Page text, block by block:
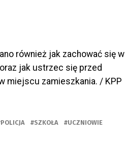
również jak zachować się w
jak ustrzec się przed
miejscu zamieszkania. / KPP
POLICJA SZKOŁA
UCZNIOWIE